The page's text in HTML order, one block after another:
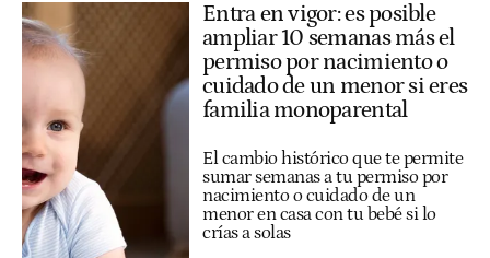
Entra en vigor: es posible
ampliar 10 semanas más el
permiso por nacimiento o
cuidado de un menor si eres
familia monoparental
El cambio histórico que te permite
sumar semanas a tu permiso por
nacimiento o cuidado de un
menor en casa con tu bebé si lo
crías a solas